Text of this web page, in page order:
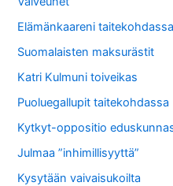
Elämänkaareni taitekohdassa
Suomalaisten maksurästit
Katri Kulmuni toiveikas
Puoluegallupit taitekohdassa
Kytkyt-oppositio
Julmaa ”inhimillisyyttä”
Kysytään vaivaisukoilta